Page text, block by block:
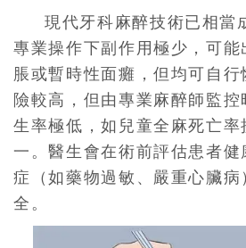
現代牙科麻醉技術已相當
專業操作下副作用極少，可
脹或暫時性面癱，但均可自
險較高，但由專業麻醉師監
生率極低，如兒童全麻死亡率
一。醫生會在術前評估患者
症（如藥物過敏、嚴重心臟病
全。